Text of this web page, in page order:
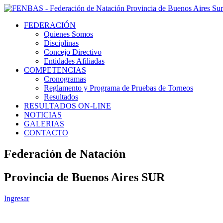
FEDERACIÓN
Quienes Somos
Disciplinas
Concejo Directivo
Entidades Afiliadas
COMPETENCIAS
Cronogramas
Reglamento y Programa de Pruebas de Torneos
Resultados
RESULTADOS ON-LINE
NOTICIAS
GALERIAS
CONTACTO
Federación de Natación
Provincia de Buenos Aires SUR
Ingresar